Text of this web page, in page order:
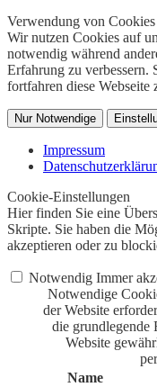
Verwendung von Cookies
Wir nutzen Cookies auf
notwendig während
Erfahrung zu verbessern.
fortfahren diese Webseite
Nur Notwendige
Impressum
Cookie-Einstellungen
Hier finden Sie eine
Skripte. Sie haben die
akzeptieren oder zu
Notwendig Immer
Notwendige
der Website
die grundlegende
Website
Name